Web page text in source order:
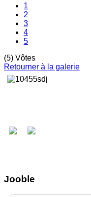
1
2
3
4
5
(5) Vôtes
Retourner à la galerie
Jooble